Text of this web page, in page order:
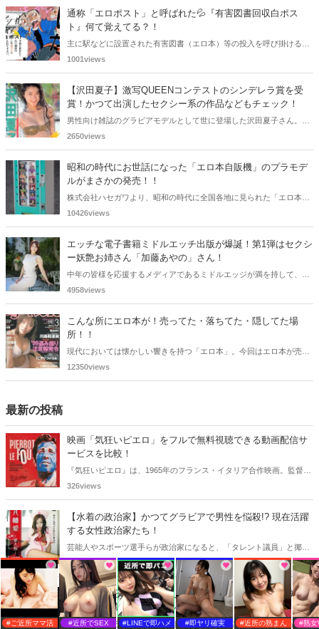
#ご近所ママ活 #近所でSEX #LINEで即ハメ #即ヤリ確実 #近所の熟まん #熟女
通称「エロポスト」と呼ばれた💦『有害図書回収白ポス
ト』何て覚えてる？！
主に駅などに設置された有害図書（エロ本）等の投入を呼び掛ける白
い箱の事で、当時の中学生の間ではエロポストと呼ばれていました。
1001views
【沢田夏子】激写QUEENコンテストのシンデレラ賞を受
賞！かつて出演したセクシー系の作品などもチェック！
男性向け雑誌のグラビアモデルとして世に登場した沢田夏子さん。セ
ックスシンボルとして活躍し、そのエロさに、多くのミドルエッジ世
んな彼女の全盛期の活躍ぶりをエッチな目線全開で振り返っていきた
2650views
昭和の時代にお世話になった「エロ本自販機」のプラモデ
ルがまさかの発売！！
株式会社ハセガワより、昭和の時代に全国各地に見られた「エロ本自
販機」を再現したフィギュア『ハセガワ 1/12 フィギュアアクセサリー
10426views
エッチな電子書籍ミドルエッチ出版が爆誕！第1弾はセクシ
ー妖艶お姉さん「加藤あやの」さん！
中年の皆様を応援するメディアであるミドルエッジが満を持して、エ
ッチな電子書籍レーベルを立ち上げました。その名もミドルエッチ出
で配信していきます！
4958views
こんな所にエロ本が！売ってた・落ちてた・隠してた場
所！！
現代においては懐かしい響きを持つ「エロ本」。今回はエロ本が売っ
てた・落ちてた・隠してた場所を振り返ります。
12350views
最新の投稿
映画「気狂いピエロ」をフルで無料視聴できる動画配信サ
ービスを比較！
『気狂いピエロ』は、1965年のフランス・イタリア合作映画。監督は
ジャン＝リュック・ゴダール。アンナ・カリーナ、ジャン＝ポール・
をご紹介します。
326views
【水着の政治家】かつてグラビアで男性を悩殺!? 現在活躍
する女性政治家たち！
芸能人やスポーツ選手らが政治家になると、「タレント議員」と揶揄
されることがありますが、同時に、"タレントとしての活躍" が再注目
される良い機会にもなります。中には、かつてグラビアに登場し、き
わどいショットで多くの男性を魅了した女性も!? 今回は、そんなグラ
ビアで活躍した女性政治家6名をご紹介します。
845views
【おニャン子クラブ】そんなメンバーいた？知る人ぞ知
る！隠れた美少女おニャン子！
おニャン子クラブには、在籍期間が短くほとんど活躍できなかったも